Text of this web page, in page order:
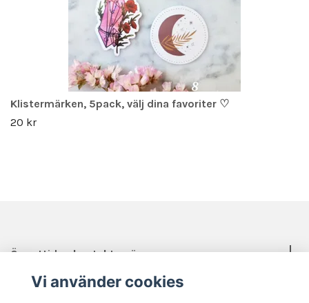
Klistermärken, 5pack, välj dina favoriter ♡
20 kr
Öppettider, kontakt, mässor mm.
Vi använder cookies